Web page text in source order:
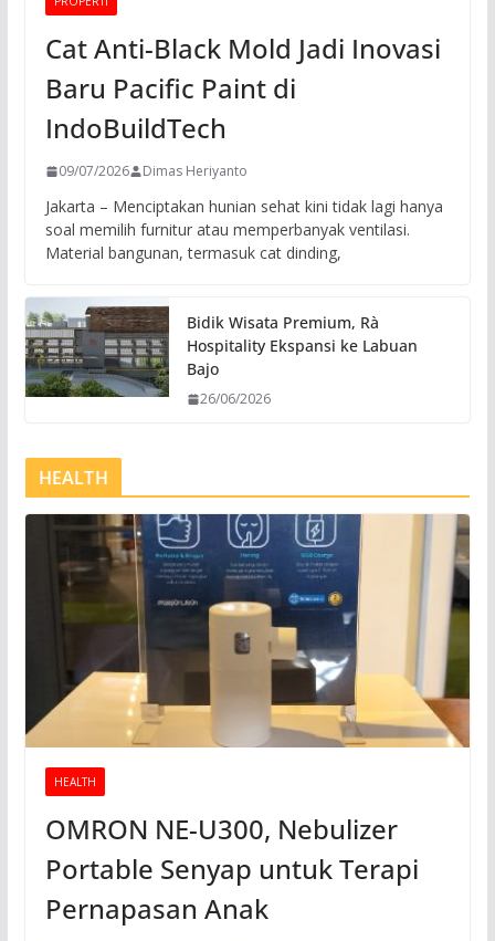
Cat Anti-Black Mold Jadi Inovasi
Baru Pacific Paint di
IndoBuildTech
09/07/2026 Dimas Heriyanto
Jakarta – Menciptakan hunian sehat kini tidak lagi hanya
soal memilih furnitur atau memperbanyak ventilasi.
Material bangunan, termasuk cat dinding,
Bidik Wisata Premium, Rà
Hospitality Ekspansi ke Labuan
Bajo
26/06/2026
HEALTH
HEALTH
OMRON NE-U300, Nebulizer
Portable Senyap untuk Terapi
Pernapasan Anak